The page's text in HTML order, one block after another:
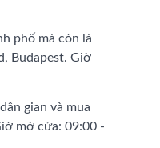
phố mà còn là
Budapest. Giờ
gian và mua
mở cửa: 09:00 -